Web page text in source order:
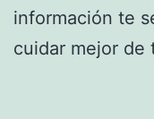
información te
cuidar mejor de